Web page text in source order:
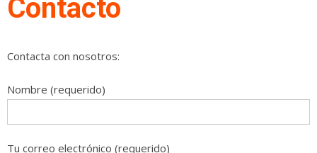
Contacto
Contacta con nosotros:
Nombre (requerido)
Tu correo electrónico (requerido)